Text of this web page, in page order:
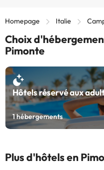
Homepage Italie
Choix
Pimonte
Hôtels réservé aux
1hébergements
Plus d'hôtels en